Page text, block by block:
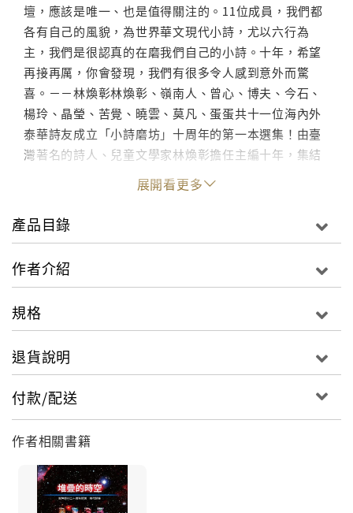
壇，應該是唯一、也是值得關注的。11位成員，我們都
各有自己的風貌，為世界華文現代小詩，尤以六行為
主，我們是很認真的在磨我們自己的小詩。十年，希望
再接再厲，你會發現，我們有很多令人感到意外而驚
喜。－－林煥彰林煥彰、嶺南人、曾心、博夫、今石、
楊玲、晶瑩、苦覺、曉雲、莫凡、蛋蛋共十一位海內外
泰華詩友成立「小詩磨坊」十周年的第一本選集！由臺
灣著名的詩人、兒童文學家林煥彰擔任主編十年，集結
11位海內外傑出泰華詩友－－嶺南人、曾心、林煥彰、
博夫、今石、楊玲、晶瑩、苦覺、曉雲、莫凡、蛋蛋，
一同為小詩打造。從精華中再次淬煉，2,400首小詩淬選
出每人21首，濃縮十年精華；以自我嚴謹篩選，將小詩
展開看更多
產品目錄
作者介紹
規格
退貨說明
付款/配送
作者相關書籍